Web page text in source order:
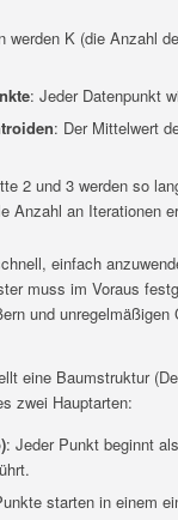
werden K (die Anzahl
: Jeder Datenpunkt
: Der Mittelwert
2 und 3 werden so
Anzahl an Iterationen
einfach
muss im Voraus
und unregelmäßigen
eine Baumstruktur
zwei Hauptarten:
: Jeder Punkt beginnt
starten in einem